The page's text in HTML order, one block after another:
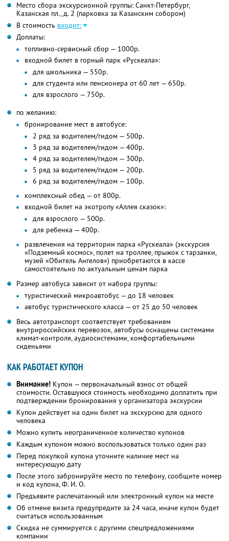
Место сбора экскурсионной группы: Санкт-Петербург,
Казанская пл., д. 2 (парковка за Казанским собором)
В стоимость входит:
Доплаты:
топливно-сервисный сбор — 1000р.
входной билет в горный парк «Рускеала»:
для школьника — 550р.
для студента или пенсионера от 60 лет — 650р.
для взрослого — 750р.
по желанию:
бронирование мест в автобусе:
2 ряд за водителем/гидом — 500р.
3 ряд за водителем/гидом — 400р.
4 ряд за водителем/гидом — 300р.
5 ряд за водителем/гидом — 200р.
6 ряд за водителем/гидом — 100р.
комплексный обед — от 800р.
входной билет на экотропу «Аллея сказок»:
для взрослого — 500р.
для ребенка — 400р.
развлечения на территории парка «Рускеала» (экскурсия
«Подземный космос», полет на троллее, прыжок с тарзанки,
музей «Обитель Ангелов») приобретаются в кассе
самостоятельно по актуальным ценам парка
Размер автобуса зависит от набора группы:
туристический микроавтобус — до 18 человек
автобус туристического класса — от 25 до 50 человек
Весь автотранспорт соответствует требованиям
внутрироссийских перевозок, автобусы оснащены системами
климат-контроля, аудиосистемами, комфортабельными
сиденьями
КАК РАБОТАЕТ КУПОН
Внимание! Купон — первоначальный взнос от общей
стоимости. Оставшуюся стоимость необходимо доплатить при
подтверждении бронирования у организатора экскурсии
Купон действует на один билет на экскурсию для одного
человека
Можно купить неограниченное количество купонов
Каждым купоном можно воспользоваться только один раз
Перед покупкой купона уточните наличие мест на
интересующую дату
После этого забронируйте место по телефону, сообщите номер
и код купона, Ф. И. О.
Предъявите распечатанный или электронный купон на месте
Об отмене визита предупредите за 24 часа, иначе купон будет
считаться использованным
Скидка не суммируется с другими спецпредложениями
компании